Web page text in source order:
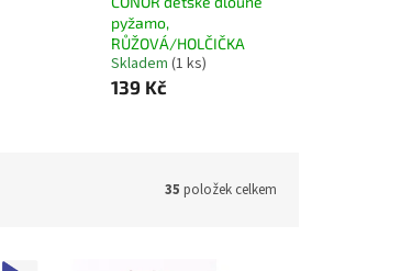
pyžamo,
RŮŽOVÁ/HOLČIČKA
Skladem (1 ks)
139 Kč
35 položek celkem